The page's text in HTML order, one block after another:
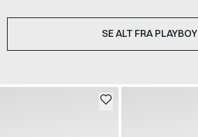
SE ALT FRA PLAYBOY